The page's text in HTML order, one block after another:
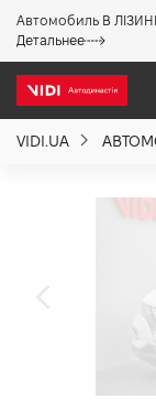
Автомобиль В
Детальнее
VIDI.UA
Новости